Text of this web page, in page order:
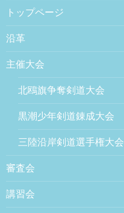
トップページ
沿革
主催大会
北鴎旗争奪剣道大会
黒潮少年剣道錬成大会
三陸沿岸剣道選手権大会
審査会
講習会